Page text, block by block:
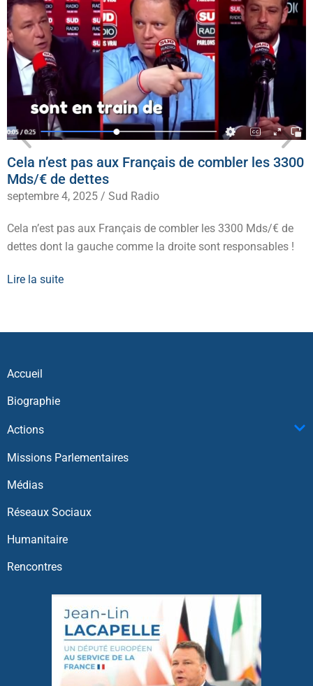
Cela n’est pas aux Français de combler les 3300
Mds/€ de dettes
septembre 4, 2025 / Sud Radio
Cela n’est pas aux Français de combler les 3300 Mds/€ de
dettes dont la gauche comme la droite sont responsables !
Lire la suite
Accueil
Biographie
Actions
Missions Parlementaires
Médias
Réseaux Sociaux
Humanitaire
Rencontres